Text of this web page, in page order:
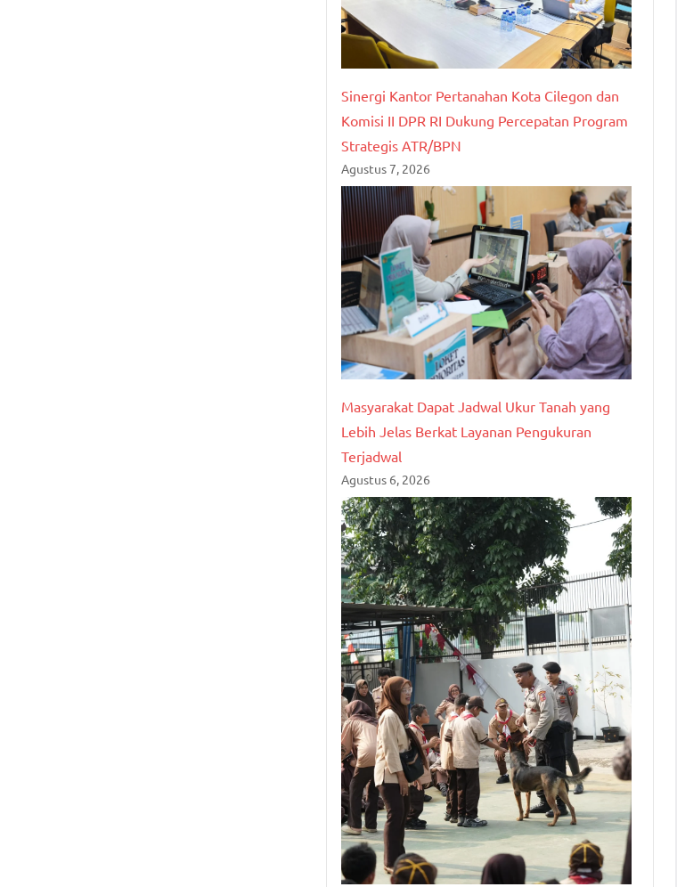
Sinergi Kantor Pertanahan Kota Cilegon dan
Komisi II DPR RI Dukung Percepatan Program
Strategis ATR/BPN
Agustus 7, 2026
Masyarakat Dapat Jadwal Ukur Tanah yang
Lebih Jelas Berkat Layanan Pengukuran
Terjadwal
Agustus 6, 2026